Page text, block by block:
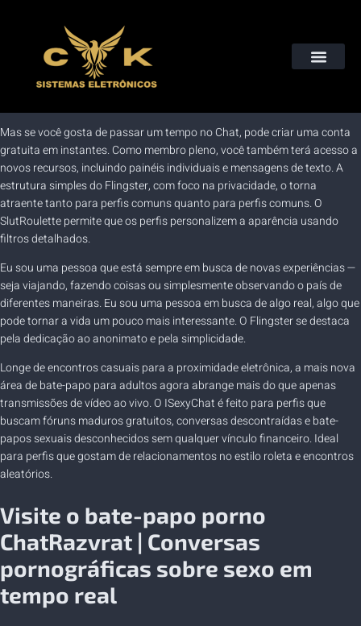
Mas se você gosta de passar um tempo no Chat, pode criar uma conta
gratuita em instantes. Como membro pleno, você também terá acesso a
novos recursos, incluindo painéis individuais e mensagens de texto. A
estrutura simples do Flingster, com foco na privacidade, o torna
atraente tanto para perfis comuns quanto para perfis comuns.O
SlutRoulette permite que os perfis personalizem a aparência usando
filtros detalhados.
Eu sou uma pessoa que está sempre em busca de novas experiências —
seja viajando, fazendo coisas ou simplesmente observando o país de
diferentes maneiras. Eu sou uma pessoa em busca de algo real, algo que
pode tornar a vida um pouco mais interessante. O Flingster se destaca
pela dedicação ao anonimato e pela simplicidade.
Longe de encontros casuais para a proximidade eletrônica, a mais nova
área de bate-papo para adultos agora abrange mais do que apenas
transmissões de vídeo ao vivo. O ISexyChat é feito para perfis que
buscam fóruns maduros gratuitos, conversas descontraídas e bate-
papos sexuais desconhecidos sem qualquer vínculo financeiro. Ideal
para perfis que gostam de relacionamentos no estilo roleta e encontros
aleatórios.
Visite o bate-papo porno
ChatRazvrat | Conversas
pornográficas sobre sexo em
tempo real